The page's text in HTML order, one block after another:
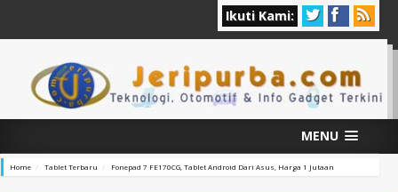
Ikuti Kami:
MENU
Home Tablet Terbaru Fonepad 7 FE170CG, Tablet Android Dari Asus, Harga 1 Jutaan